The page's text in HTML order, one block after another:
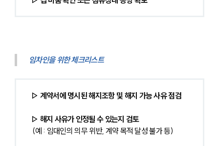
임차인을 위한 체크리스트
▷ 계약서에 명시된 해지조항 및 해지 가능 사유 점검
▷ 해지 사유가 인정될 수 있는지 검토
(예 : 임대인의 의무 위반, 계약 목적 달성 불가 등)